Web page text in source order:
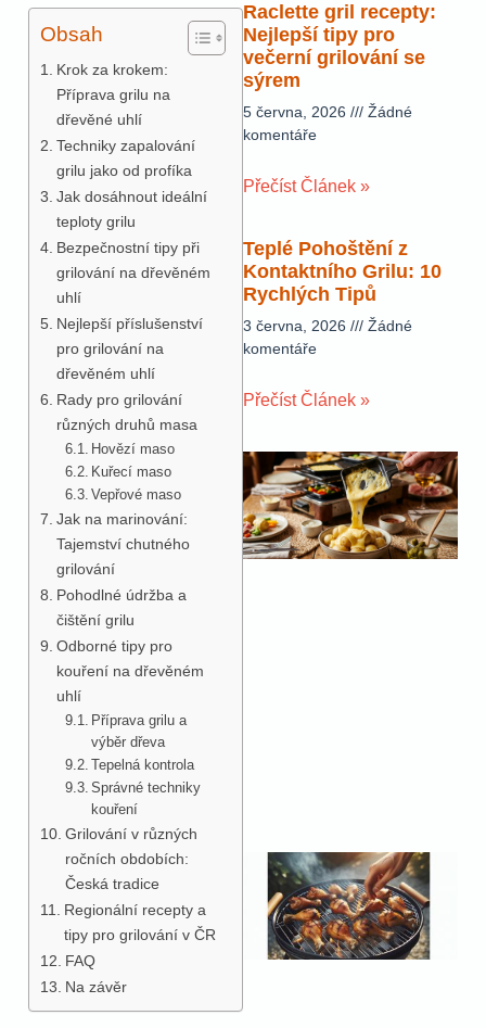
Obsah
Krok za krokem:
Příprava grilu na
dřevěné uhlí
Techniky zapalování
grilu jako od profíka
Jak dosáhnout ideální
teploty grilu
Bezpečnostní tipy při
grilování na dřevěném
uhlí
Nejlepší příslušenství
pro grilování na
dřevěném uhlí
Rady pro grilování
různých druhů masa
Hovězí maso
Kuřecí maso
Vepřové maso
Jak na marinování:
Tajemství chutného
grilování
Pohodlné údržba a
čištění grilu
Odborné tipy pro
kouření na dřevěném
uhlí
Příprava grilu a
výběr dřeva
Tepelná kontrola
Správné techniky
kouření
Grilování v různých
ročních obdobích:
Česká tradice
Regionální recepty a
tipy pro grilování v ČR
FAQ
Na závěr
Raclette gril recepty:
Nejlepší tipy pro
večerní grilování se
sýrem
5 června, 2026
Žádné
komentáře
Přečíst Článek »
Teplé Pohoštění z
Kontaktního Grilu: 10
Rychlých Tipů
3 června, 2026
Žádné
komentáře
Přečíst Článek »